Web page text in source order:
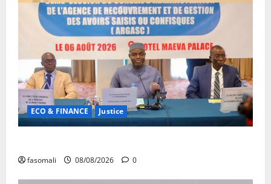
ECO & FINANCE Justice
fasomali 08/08/2026 0